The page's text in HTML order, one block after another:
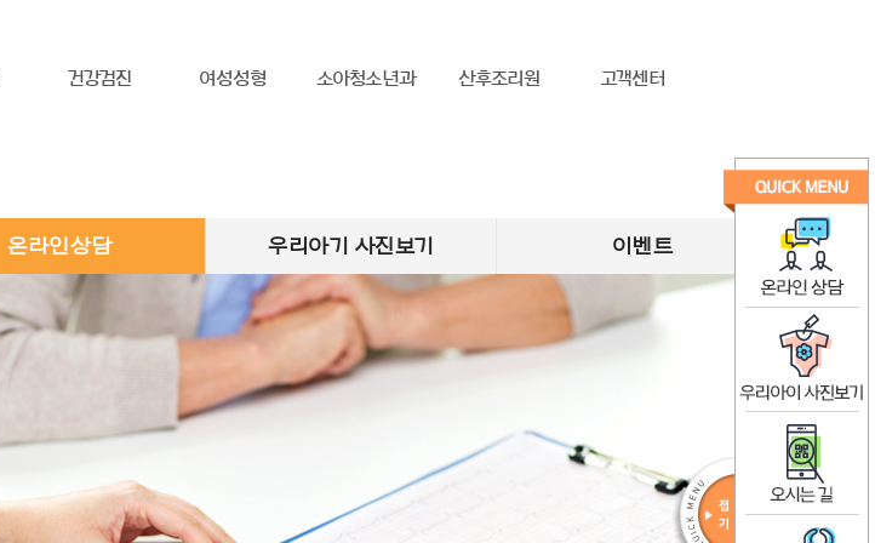
건강검진 여성성형 소아청소년과 산후조리원 고객센터
온라인상담 우리아기 사진보기 이벤트